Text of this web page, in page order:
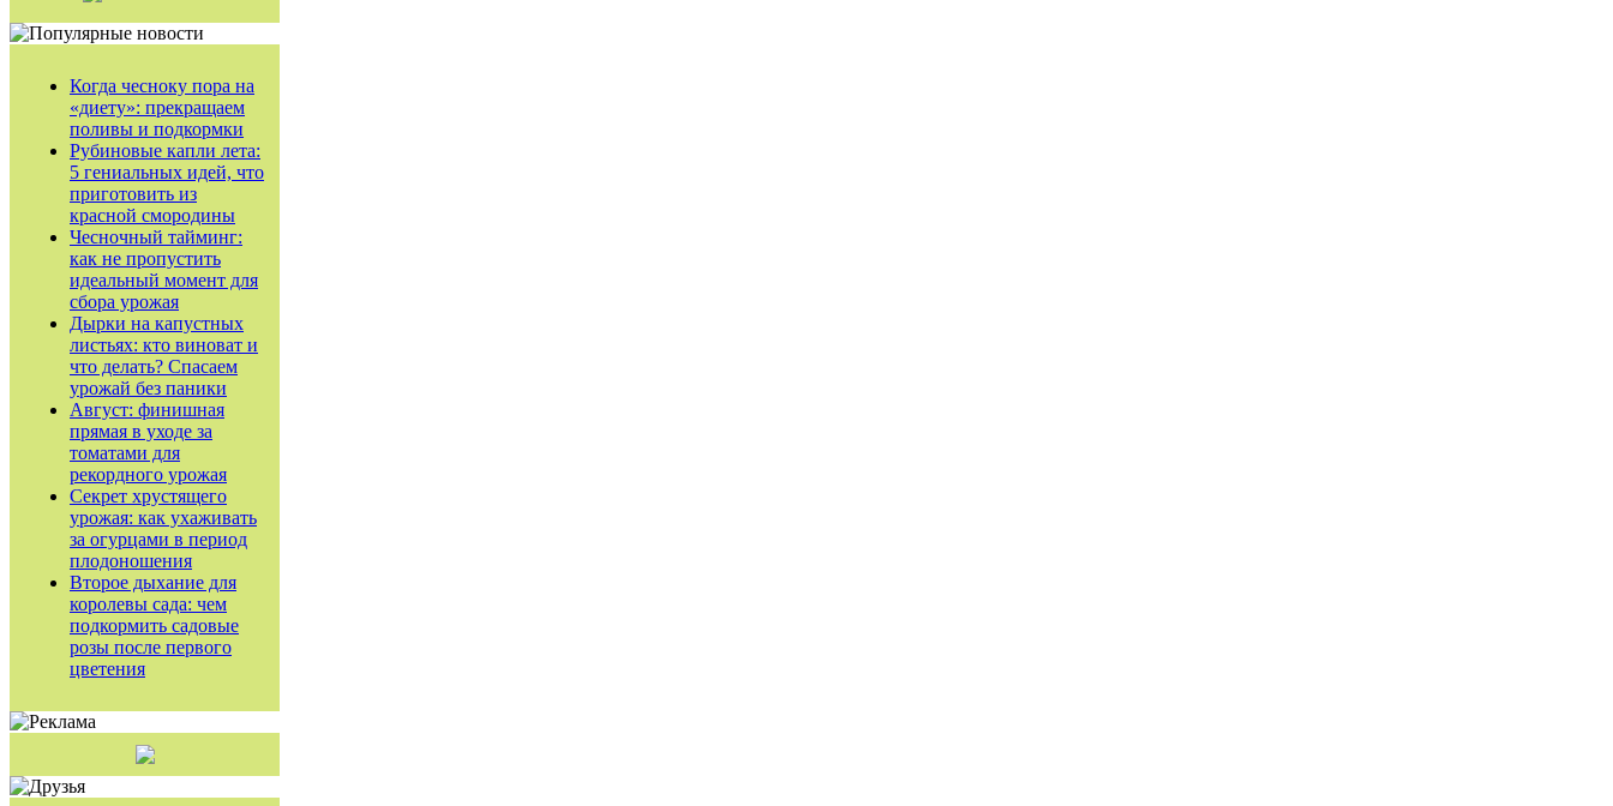
Когда чесноку пора на
«диету»: прекращаем
поливы и подкормки
Рубиновые капли лета:
5 гениальных идей, что
приготовить из
красной смородины
Чесночный тайминг:
как не пропустить
идеальный момент для
сбора урожая
Дырки на капустных
листьях: кто виноват и
что делать? Спасаем
урожай без паники
Август: финишная
прямая в уходе за
томатами для
рекордного урожая
Секрет хрустящего
урожая: как ухаживать
за огурцами в период
плодоношения
Второе дыхание для
королевы сада: чем
подкормить садовые
розы после первого
цветения